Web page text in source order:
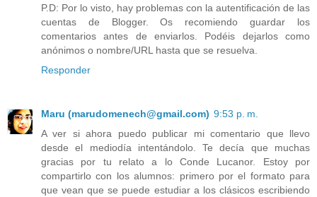
P.D: Por lo visto, hay problemas con la autentificación de las
cuentas de Blogger. Os recomiendo guardar los
comentarios antes de enviarlos. Podéis dejarlos como
anónimos o nombre/URL hasta que se resuelva.
Responder
Maru (marudomenech@gmail.com) 9:53 p. m.
A ver si ahora puedo publicar mi comentario que llevo
desde el mediodía intentándolo. Te decía que muchas
gracias por tu relato a lo Conde Lucanor. Estoy por
compartirlo con los alumnos: primero por el formato para
que vean que se puede estudiar a los clásicos escribiendo